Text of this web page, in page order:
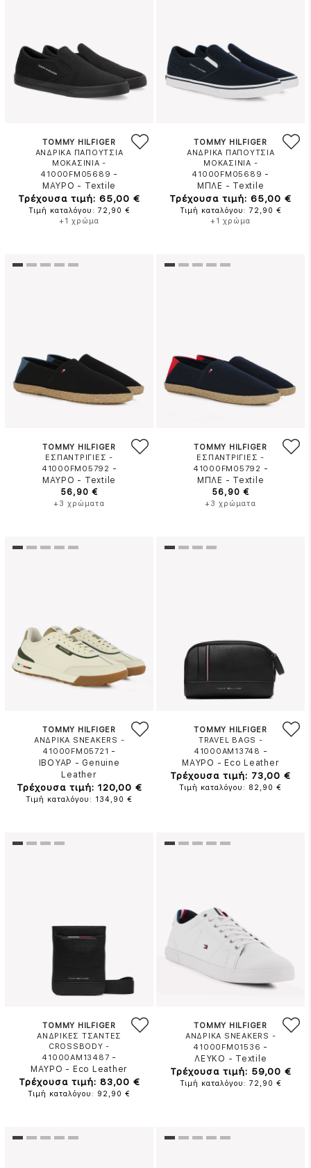
TOMMY HILFIGER
ΑΝΔΡΙΚΑ ΠΑΠΟΥΤΣΙΑ
ΜΟΚΑΣΙΝΙΑ -
41000FM05689 -
ΜΑΥΡΟ - Textile
Τρέχουσα τιμή: 65,00 €
Τιμή καταλόγου: 72,90 €
+1 χρώμα
TOMMY HILFIGER
ΑΝΔΡΙΚΑ ΠΑΠΟΥΤΣΙΑ
ΜΟΚΑΣΙΝΙΑ -
41000FM05689 -
ΜΠΛΕ - Textile
Τρέχουσα τιμή: 65,00 €
Τιμή καταλόγου: 72,90 €
+1 χρώμα
TOMMY HILFIGER
ΕΣΠΑΝΤΡΙΓΙΕΣ -
41000FM05792 -
ΜΑΥΡΟ - Textile
56,90 €
+3 χρώματα
TOMMY HILFIGER
ΕΣΠΑΝΤΡΙΓΙΕΣ -
41000FM05792 -
ΜΠΛΕ - Textile
56,90 €
+3 χρώματα
TOMMY HILFIGER
ΑΝΔΡΙΚΑ SNEAKERS -
41000FM05721 -
ΙΒΟΥΑΡ - Genuine
Leather
Τρέχουσα τιμή: 120,00 €
Τιμή καταλόγου: 134,90 €
TOMMY HILFIGER
TRAVEL BAGS -
41000AM13748 -
ΜΑΥΡΟ - Eco Leather
Τρέχουσα τιμή: 73,00 €
Τιμή καταλόγου: 82,90 €
TOMMY HILFIGER
ΑΝΔΡΙΚΕΣ ΤΣΑΝΤΕΣ
CROSSBODY -
41000AM13487 -
ΜΑΥΡΟ - Eco Leather
Τρέχουσα τιμή: 83,00 €
Τιμή καταλόγου: 92,90 €
TOMMY HILFIGER
ΑΝΔΡΙΚΑ SNEAKERS -
41000FM01536 -
ΛΕΥΚΟ - Textile
Τρέχουσα τιμή: 59,00 €
Τιμή καταλόγου: 72,90 €